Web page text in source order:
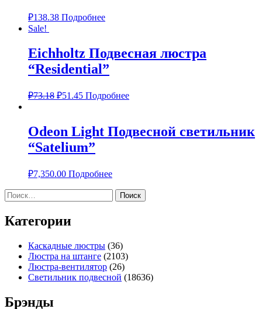
₽138.38 Подробнее
Sale!
Eichholtz Подвесная люстра
“Residential”
₽73.18 ₽51.45 Подробнее
Odeon Light Подвесной светильник
“Satelium”
₽7,350.00 Подробнее
Найти:
Категории
Каскадные люстры (36)
Люстра на штанге (2103)
Люстра-вентилятор (26)
Светильник подвесной (18636)
Брэнды